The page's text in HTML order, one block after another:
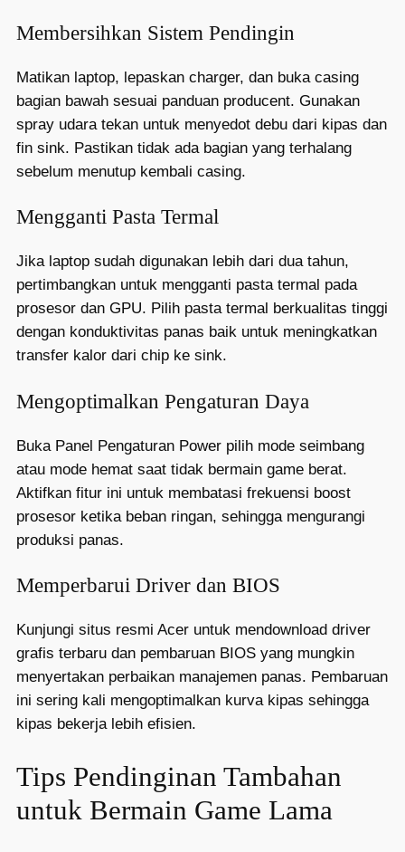
Membersihkan Sistem Pendingin
Matikan laptop, lepaskan charger, dan buka casing
bagian bawah sesuai panduan producent. Gunakan
spray udara tekan untuk menyedot debu dari kipas dan
fin sink. Pastikan tidak ada bagian yang terhalang
sebelum menutup kembali casing.
Mengganti Pasta Termal
Jika laptop sudah digunakan lebih dari dua tahun,
pertimbangkan untuk mengganti pasta termal pada
prosesor dan GPU. Pilih pasta termal berkualitas tinggi
dengan konduktivitas panas baik untuk meningkatkan
transfer kalor dari chip ke sink.
Mengoptimalkan Pengaturan Daya
Buka Panel Pengaturan Power pilih mode seimbang
atau mode hemat saat tidak bermain game berat.
Aktifkan fitur ini untuk membatasi frekuensi boost
prosesor ketika beban ringan, sehingga mengurangi
produksi panas.
Memperbarui Driver dan BIOS
Kunjungi situs resmi Acer untuk mendownload driver
grafis terbaru dan pembaruan BIOS yang mungkin
menyertakan perbaikan manajemen panas. Pembaruan
ini sering kali mengoptimalkan kurva kipas sehingga
kipas bekerja lebih efisien.
Tips Pendinginan Tambahan
untuk Bermain Game Lama